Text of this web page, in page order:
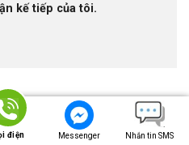
kế tiếp của tôi.
điện Messenger Nhắn tin SMS